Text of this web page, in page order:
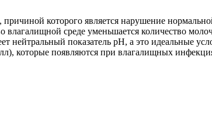
которого является нарушение
влагалищной среде уменьшается количество
нейтральный показатель рН, а это идеальные
которые появляются при влагалищных